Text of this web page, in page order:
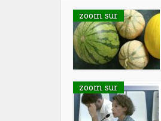
zoom sur
zoom sur